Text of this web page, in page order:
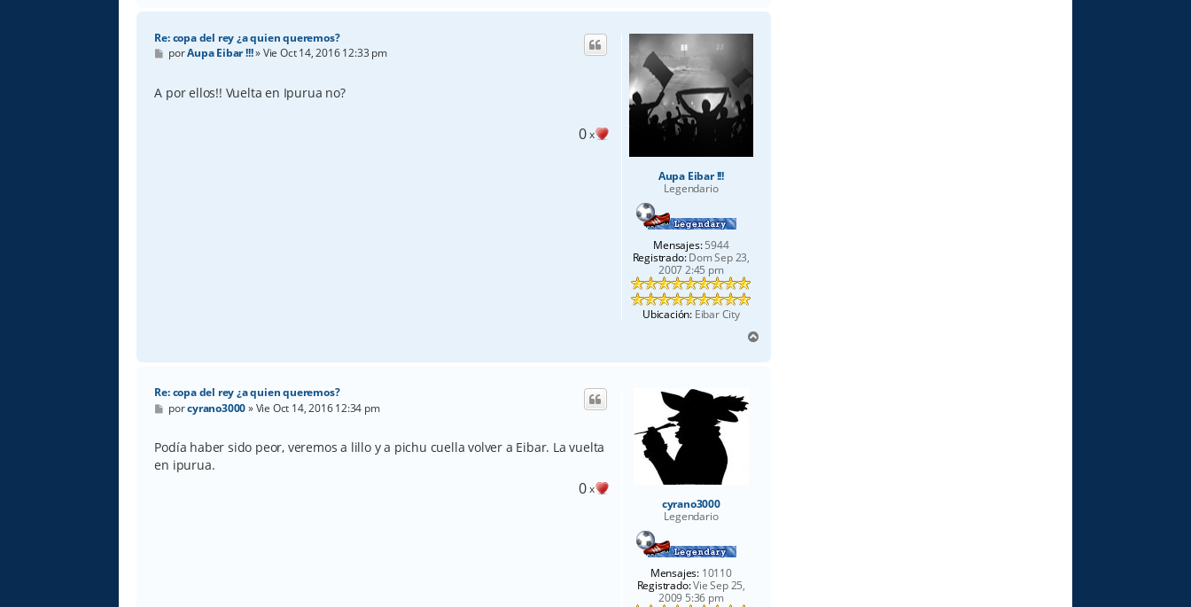
r
Aupa Eibar !!!
Legendario
Mensajes:5944
Registrado:Dom Sep 23,
2007 2:45 pm
Ubicación:Eibar City
Re: copa del rey ¿a quien queremos?
M
e
s
a
porAupa Eibar !!!»Vie Oct 14, 2016 12:33 pm
A por ellos!! Vuelta en Ipurua no?
0x
r
cyrano3000
Legendario
Mensajes: 10110
Registrado:Vie Sep 25,
2009 5:36 pm
Re: copa del rey ¿a quien queremos?
M
e
s
a
j
porcyrano3000»Vie Oct 14, 2016 12:34 pm
Podía haber sido peor, veremos a lillo y a pichu cuella volver a Eibar. La vuelta
en ipurua.
0x